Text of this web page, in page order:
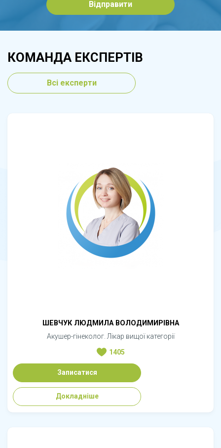
Відправити
КОМАНДА ЕКСПЕРТІВ
Всі експерти
ШЕВЧУК ЛЮДМИЛА ВОЛОДИМИРІВНА
Акушер-гінеколог. Лікар вищої категорії
1405
Записатися
Докладніше